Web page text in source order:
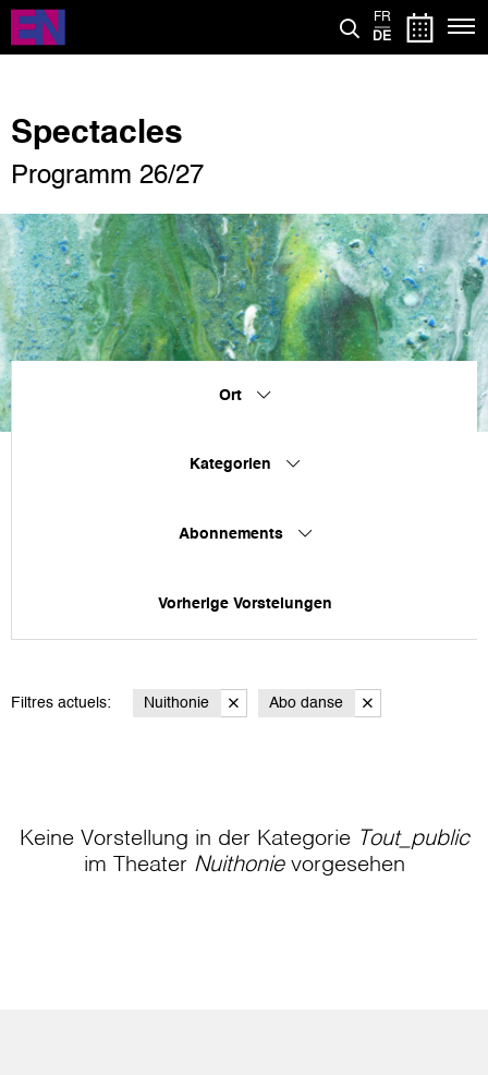
Direkt
zum
Inhalt
FR
DE
Spectacles
Programm 26/27
Ort
Kategorien
Abonnements
Vorherige Vorstelungen
Filtres actuels: Nuithonie Abo danse
Keine Vorstellung in der Kategorie Tout_public
im Theater Nuithonievorgesehen